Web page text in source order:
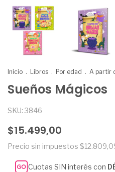
Inicio . Libros . Por edad . A partir
Sueños Mágicos
SKU: 3846
$15.499,00
Precio sin impuestos
Cuotas SIN interés con